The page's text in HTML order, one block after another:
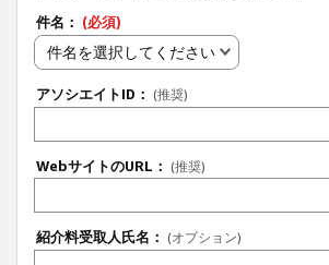
件名： (必須)
件名を選択してください
アソシエイトID： (推奨)
WebサイトのURL： (推奨)
紹介料受取人氏名： (オプション)